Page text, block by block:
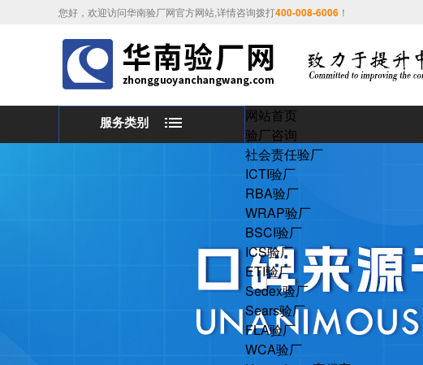
您好，欢迎访问华南验厂网官方网站,详情咨询拨打400-008-6006 ！
服务类别
网站首页
验厂咨询
社会责任验厂
ICTI验厂
RBA验厂
WRAP验厂
BSCI验厂
ICS验厂
ETI验厂
Sedex验厂
Sears验厂
FLA验厂
WCA验厂